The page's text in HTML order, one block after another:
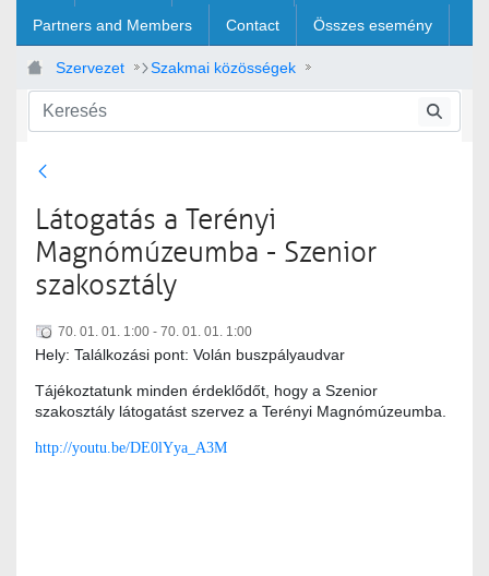
Partners and Members Contact Összes esemény
Szervezet Szakmai közösségek
Szenior szakosztály Szenior szakosztály rendezvényei
Látogatás a Terényi
Magnómúzeumba - Szenior
szakosztály
70. 01. 01. 1:00 - 70. 01. 01. 1:00
Hely: Találkozási pont: Volán buszpályaudvar
Tájékoztatunk minden érdeklődőt, hogy a Szenior
szakosztály látogatást szervez a Terényi Magnómúzeumba.
http://youtu.be/DE0lYya_A3M